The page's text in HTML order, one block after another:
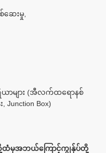
ရိယာများ (အီလက်ထရောနစ်
တို့ထံမှအဘယ်ကြောင့်ကျွန်ုပ်တို့